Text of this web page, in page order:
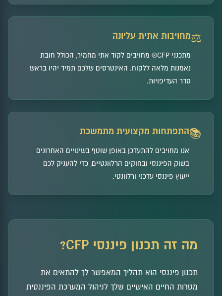
⚖️מחויבות אתית עליונה
מתכנני CFP® מחויבים לקוד אתי מחמיר, הכולל חובת
נאמנות מלאה ללקוח. האינטרסים שלכם תמיד יהיו בראש
סדר העדיפויות.
📚התפתחות מקצועית מתמשכת
אנו מחויבים להתעדכן באופן שוטף בשינויים האחרונים
בשוק הפיננסי ובחוקים הרלוונטיים, כדי להעניק לכם
ייעוץ פיננסי עדכני ורלוונטי.
מה זה תכנון פיננסי CFP?
תכנון פיננסי הוא תהליך המאפשר לך להתאים את
מטרות החיים האישיים שלך לניהול המערכת הפיננסית